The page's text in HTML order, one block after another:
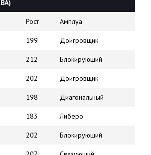
Рост Амплуа
199 Доигровщик
212 Блокирующий
202 Доигровщик
198 Диагональный
183 Либеро
202 Блокирующий